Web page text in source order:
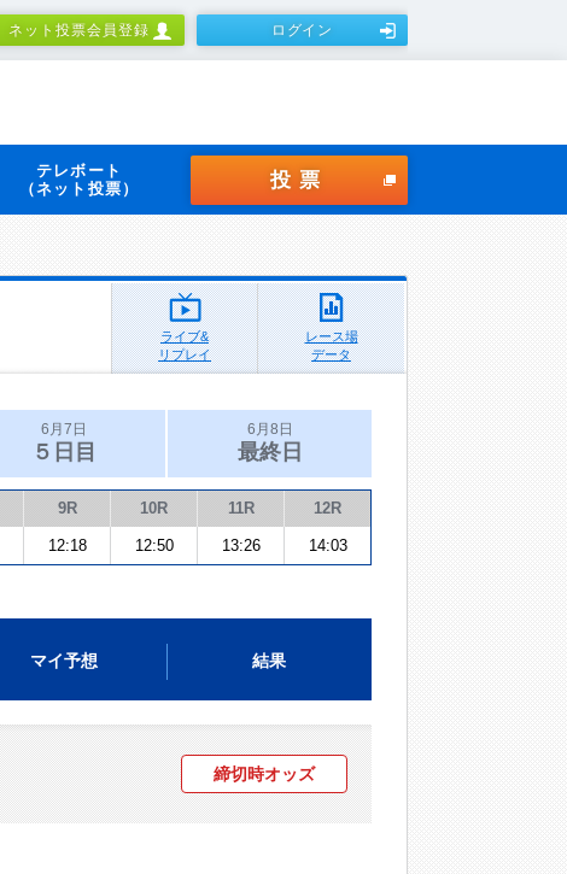
ネット投票会員登録 ログイン
テレボート
（ネット投票）
投票
ライブ&
リプレイ
レース場
データ
6月7日
５日目
6月8日
最終日
9R 10R 11R 12R
12:18 12:50 13:26 14:03
マイ予想 結果
締切時オッズ